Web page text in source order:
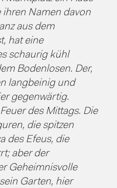
ihren Namen davon
aus dem
hat eine
schaurig kühl
Bodenlosen. Der,
langbeinig und
gegenwärtig.
des Mittags. Die
die spitzen
des Efeus, die
aber der
Geheimnisvolle
Garten, hier